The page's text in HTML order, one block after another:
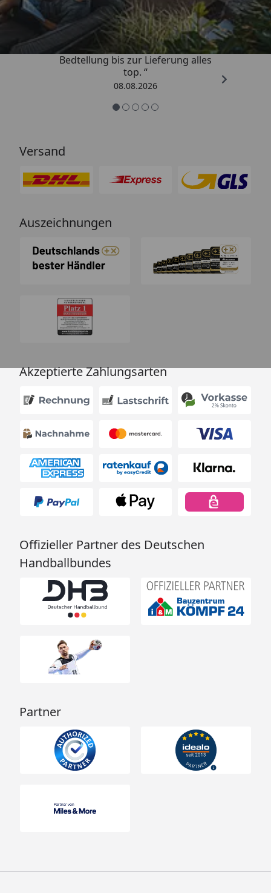
4,81/ 5
„Von der Beschreigung über die
Bedtellung bis zur Lieferung alles
top. “
08.08.2026
Versand
Auszeichnungen
Akzeptierte Zahlungsarten
Offizieller Partner des Deutschen
Handballbundes
Partner